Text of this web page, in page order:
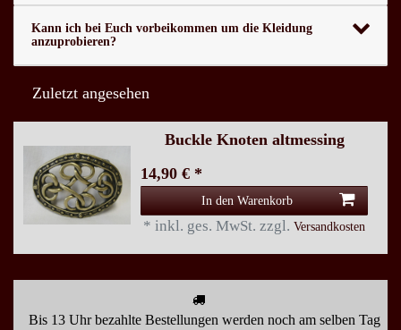
Kann ich bei Euch vorbeikommen um die Kleidung
anzuprobieren?
Zuletzt angesehen
Buckle Knoten altmessing
14,90 € *
In den Warenkorb
* inkl. ges. MwSt. zzgl. Versandkosten
Bis 13 Uhr bezahlte Bestellungen werden noch am selben Tag